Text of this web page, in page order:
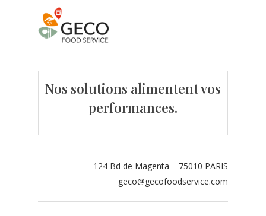
Nos solutions alimentent vos
performances.
124 Bd de Magenta – 75010 PARIS
geco@gecofoodservice.com